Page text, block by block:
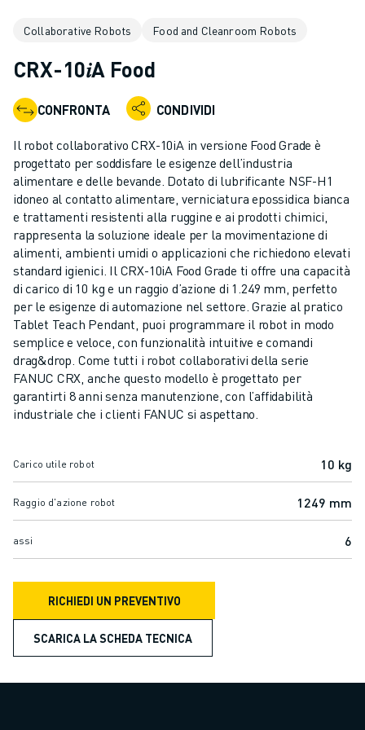
GAMMA ROBOTICA
ACCESSORI PER ROBOT
SOFTWARE ROBOTICO
SOFTWARE DI SIMULAZIONE
AUTOMAZIONE ROBOTICA
ROBOT DI SALDATURA AD ARCO
ROBOT ANTROPOMORFI
SERIE ARC MATE
SERIE M-900
ROBOT DELTA
ROBOT PER ALIMENTI E CAMERE BIANCHE
ROBOT PER LA VERNICIATURA
ROBOT PER LA PALLETTIZZAZIONE
ROBOT SCARA
CENTRI DI LAVORAZIONE CNC COMPATTI
TROVA ROBODRILL
CENTRI DI LAVORAZIONE CNC COMPATTI ROBODRILL
SOSTENIBILITÀ ROBODRILL
PACCHETTO ROBOT ROBODRILL
PACCHETTO EDUCATIONAL ROBODRILL
MACCHINE ELETTRICHE PER STAMPAGGIO A INIEZIONE
TROVA ROBOSHOT
ROBOSHOT MACCHINE ELETTRICHE PER LO STAMPAGGIO AD
HARDWARE ROBOSHOT
SOFTWARE ROBOSHOT
PACCHETTO ROBOTICA ROBOSHOT
Collaborative Robots Food and Cleanroom Robots
CRX-10𝑖A Food
CONFRONTA CONDIVIDI
Il robot collaborativo CRX-10iA in versione Food Grade è
progettato per soddisfare le esigenze dell’industria
alimentare e delle bevande. Dotato di lubrificante NSF-H1
idoneo al contatto alimentare, verniciatura epossidica bianca
e trattamenti resistenti alla ruggine e ai prodotti chimici,
rappresenta la soluzione ideale per la movimentazione di
alimenti, ambienti umidi o applicazioni che richiedono elevati
standard igienici. Il CRX-10iA Food Grade ti offre una capacità
di carico di 10 kg e un raggio d’azione di 1.249 mm, perfetto
per le esigenze di automazione nel settore. Grazie al pratico
Tablet Teach Pendant, puoi programmare il robot in modo
semplice e veloce, con funzionalità intuitive e comandi
drag&drop. Come tutti i robot collaborativi della serie
FANUC CRX, anche questo modello è progettato per
garantirti 8 anni senza manutenzione, con l’affidabilità
industriale che i clienti FANUC si aspettano.
Carico utile robot 10 kg
Raggio d'azione robot 1249 mm
assi 6
RICHIEDI UN PREVENTIVO
SCARICA LA SCHEDA TECNICA